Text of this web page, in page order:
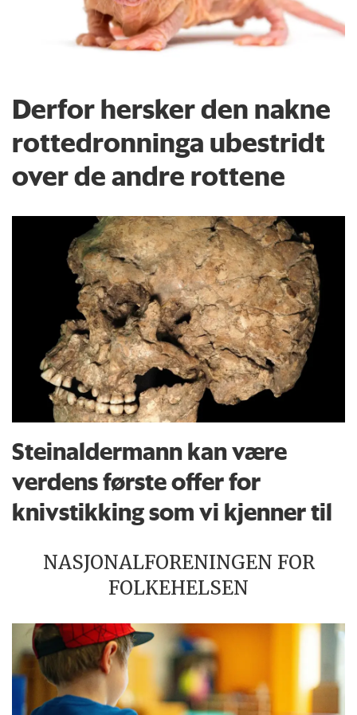
Derfor hersker den nakne
rottedronninga ubestridt
over de andre rottene
Steinaldermann kan være
verdens første offer for
knivstikking som vi kjenner til
NASJONALFORENINGEN FOR
FOLKEHELSEN